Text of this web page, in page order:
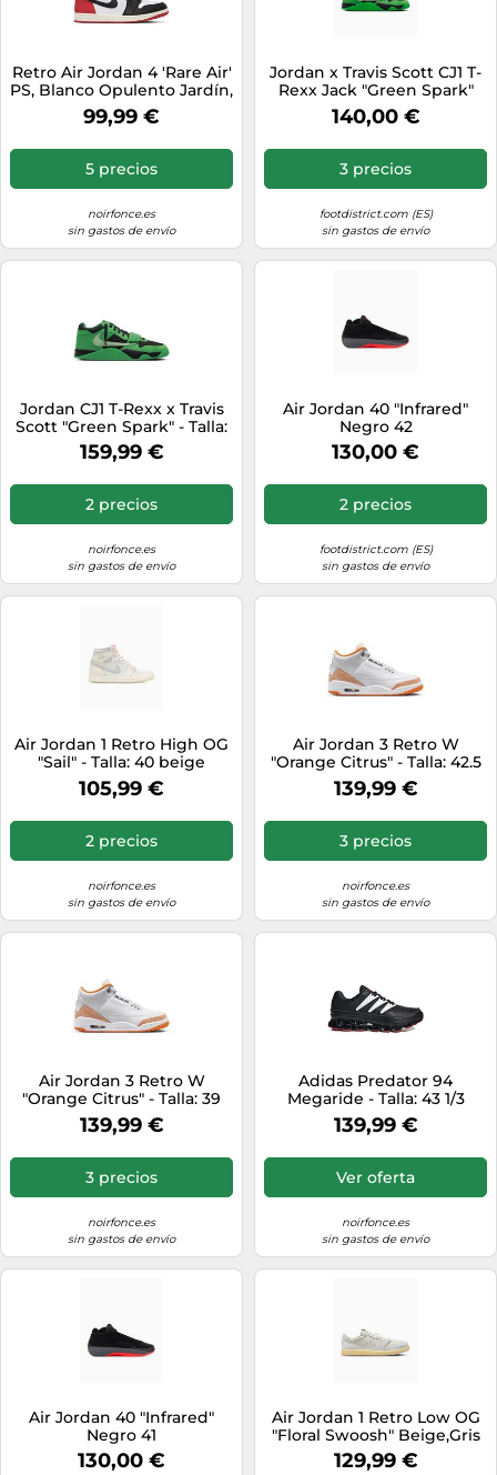
Retro Air Jordan 4 'Rare Air'
PS, Blanco Opulento Jardín,
43 EU
99,99 €
5 precios
noirfonce.es
sin gastos de envío
Jordan x Travis Scott CJ1 T-
Rexx Jack "Green Spark"
Verde 41
140,00 €
3 precios
footdistrict.com (ES)
sin gastos de envío
Jordan CJ1 T-Rexx x Travis
Scott "Green Spark" - Talla:
44 green
159,99 €
2 precios
noirfonce.es
sin gastos de envío
Air Jordan 40 "Infrared"
Negro 42
130,00 €
2 precios
footdistrict.com (ES)
sin gastos de envío
Air Jordan 1 Retro High OG
"Sail" - Talla: 40 beige
105,99 €
2 precios
noirfonce.es
sin gastos de envío
Air Jordan 3 Retro W
"Orange Citrus" - Talla: 42.5
white
139,99 €
3 precios
noirfonce.es
sin gastos de envío
Air Jordan 3 Retro W
"Orange Citrus" - Talla: 39
white
139,99 €
3 precios
noirfonce.es
sin gastos de envío
Adidas Predator 94
Megaride - Talla: 43 1/3
black
139,99 €
Ver oferta
noirfonce.es
sin gastos de envío
Air Jordan 40 "Infrared"
Negro 41
130,00 €
Air Jordan 1 Retro Low OG
"Floral Swoosh" Beige,Gris
44
129,99 €